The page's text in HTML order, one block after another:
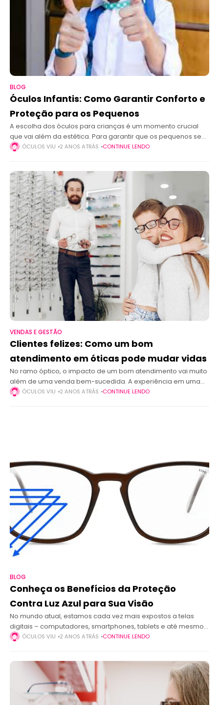
BLOG
Óculos Infantis: Como Garantir Conforto e
Proteção para os Pequenos
A escolha dos óculos para crianças é um momento crucial
que vai além da estética. Para garantir que os pequenos se
sintam confortáveis e tenham a proteção necessária para os
ÓCULOS VIU 2 ANOS ATRÁS CONTINUE LENDO
VENDAS E GESTÃO
Clientes felizes: Como um bom
atendimento em óticas pode mudar vidas
No ramo óptico, o impacto de um bom atendimento vai muito
além de uma venda bem-sucedida. A experiência em uma
ótica pode transformar a vida de um cliente, oferecendo mais
ÓCULOS VIU 2 ANOS ATRÁS CONTINUE LENDO
BLOG
Conheça os Benefícios da Proteção
Contra Luz Azul para Sua Visão
No mundo atual, estamos cada vez mais expostos a telas
digitais – computadores, smartphones, tablets e até mesmo
televisores. Essa exposição prolongada traz uma
ÓCULOS VIU 2 ANOS ATRÁS CONTINUE LENDO